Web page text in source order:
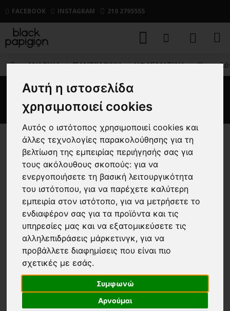
Αυτή η ιστοσελίδα
χρησιμοποιεί cookies
Αυτός ο ιστότοπος χρησιμοποιεί cookies και
άλλες τεχνολογίες παρακολούθησης για τη
βελτίωση της εμπειρίας περιήγησής σας για
τους ακόλουθους σκοπούς:για να
ενεργοποιήσετε τη βασική λειτουργικότητα
του ιστότοπου,για να παρέχετε καλύτερη
εμπειρία στον ιστότοπο,για να μετρήσετε το
ενδιαφέρον σας για τα προϊόντα και τις
υπηρεσίες μας και να εξατομικεύσετε τις
αλληλεπιδράσεις μάρκετινγκ,για να
προβάλλετε διαφημίσεις που είναι πιο
σχετικές με εσάς.
Συμφωνώ
Αρνούμαι
FACEBOOK INSTAGRAM 210 2795555
ΑΝΔΡΙΚΑ ΠΑΝΤΕΛΟΝΙΑ ΥΦΑΣΜΑΤΙΝΑ
Παντελόνι Over/D μπλε